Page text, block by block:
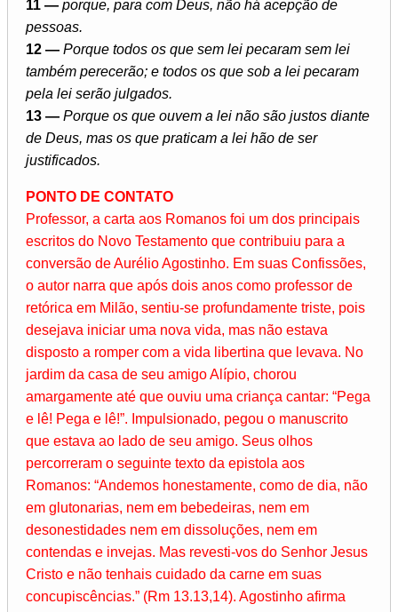
11 — porque, para com Deus, não há acepção de
pessoas.
12 — Porque todos os que sem lei pecaram sem lei
também perecerão; e todos os que sob a lei pecaram
pela lei serão julgados.
13 — Porque os que ouvem a lei não são justos diante
de Deus, mas os que praticam a lei hão de ser
justificados.
PONTO DE CONTATO
Professor, a carta aos Romanos foi um dos principais
escritos do Novo Testamento que contribuiu para a
conversão de Aurélio Agostinho. Em suas Confissões,
o autor narra que após dois anos como professor de
retórica em Milão, sentiu-se profundamente triste, pois
desejava iniciar uma nova vida, mas não estava
disposto a romper com a vida libertina que levava. No
jardim da casa de seu amigo Alípio, chorou
amargamente até que ouviu uma criança cantar: “Pega
e lê! Pega e lê!”. Impulsionado, pegou o manuscrito
que estava ao lado de seu amigo. Seus olhos
percorreram o seguinte texto da epistola aos
Romanos: “Andemos honestamente, como de dia, não
em glutonarias, nem em bebedeiras, nem em
desonestidades nem em dissoluções, nem em
contendas e invejas. Mas revesti-vos do Senhor Jesus
Cristo e não tenhais cuidado da carne em suas
concupiscências.” (Rm 13.13,14). Agostinho afirma